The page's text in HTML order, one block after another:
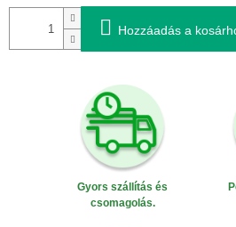
Hozzáadás a
Gyors szállítás és
csomagolás.